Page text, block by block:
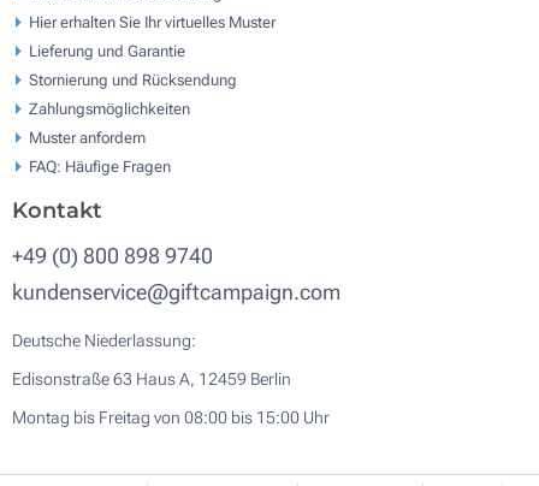
Hier erhalten Sie Ihr virtuelles Muster
Lieferung und Garantie
Stornierung und Rücksendung
Zahlungsmöglichkeiten
Muster anfordern
FAQ: Häufige Fragen
Kontakt
+49 (0) 800 898 9740
kundenservice@giftcampaign.com
Deutsche Niederlassung:
Edisonstraße 63 Haus A, 12459 Berlin
Montag bis Freitag von 08:00 bis 15:00 Uhr